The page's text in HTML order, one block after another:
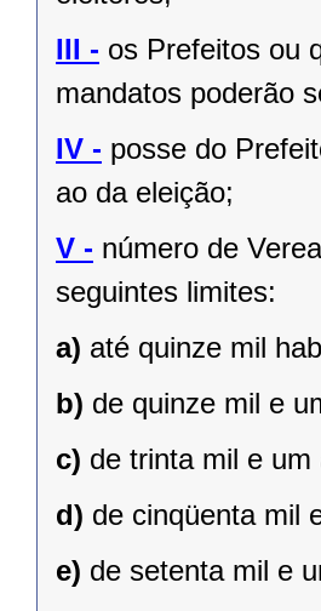
III - os Prefeitos ou
mandatos poderão
IV - posse do
ao da eleição;
V - número de
seguintes limites:
a) até quinze mil
b) de quinze mil e
c) de trinta mil e
d) de cinqüenta mil
e) de setenta mil e